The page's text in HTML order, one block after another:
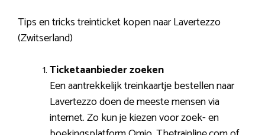
Tips en tricks treinticket kopen naar Lavertezzo
(Zwitserland)
Ticketaanbieder zoeken
Een aantrekkelijk treinkaartje bestellen naar
Lavertezzo doen de meeste mensen via
internet. Zo kun je kiezen voor zoek- en